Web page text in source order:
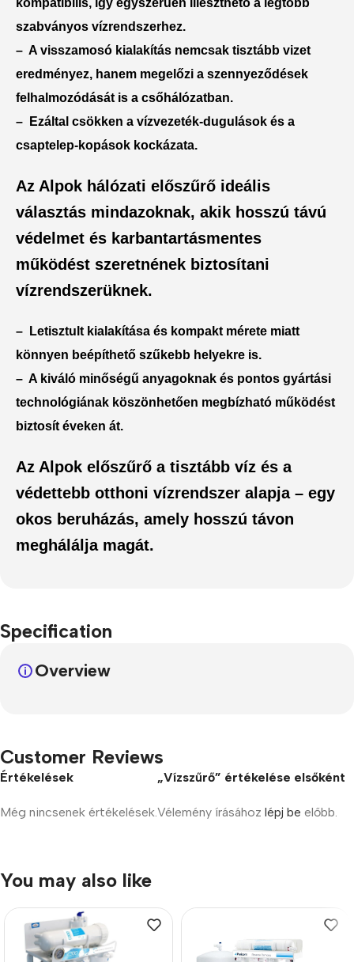
szabványos vízrendszerhez.
– A visszamosó kialakítás nemcsak tisztább vizet
eredményez, hanem megelőzi a szennyeződések
felhalmozódását is a csőhálózatban.
– Ezáltal csökken a vízvezeték-dugulások és a
csaptelep-kopások kockázata.
Az Alpok hálózati előszűrő ideális
választás mindazoknak, akik hosszú távú
védelmet és karbantartásmentes
működést szeretnének biztosítani
vízrendszerüknek.
– Letisztult kialakítása és kompakt mérete miatt
könnyen beépíthető szűkebb helyekre is.
– A kiváló minőségű anyagoknak és pontos gyártási
technológiának köszönhetően megbízható működést
biztosít éveken át.
Az Alpok előszűrő a tisztább víz és a
védettebb otthoni vízrendszer alapja – egy
okos beruházás, amely hosszú távon
meghálálja magát.
Specification
Overview
Customer Reviews
Értékelések
Még nincsenek értékelések.
„Vízszűrő” értékelése elsőként
Vélemény írásához lépj be előbb.
You may also like